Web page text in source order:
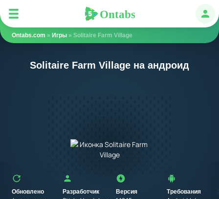
Ontabs
Ontabs.com » Игры » Solitaire Farm Village
Solitaire Farm Village на андроид
Обновлено Разработчик Версия Требования